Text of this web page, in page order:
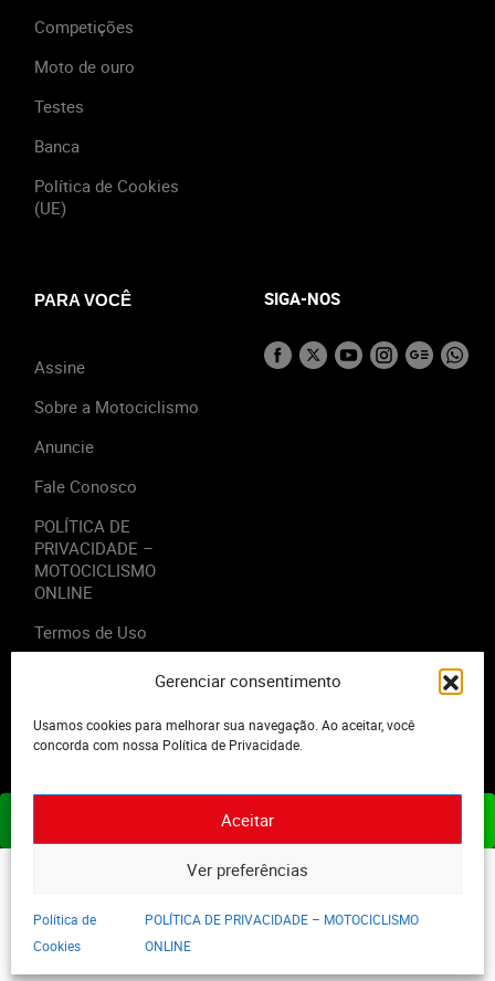
Gerenciar consentimento
Usamos cookies para melhorar sua navegação. Ao aceitar, você
concorda com nossa Política de Privacidade.
Aceitar
Ver preferências
Política de
Cookies
POLÍTICA DE PRIVACIDADE – MOTOCICLISMO
ONLINE
Competições
Moto de ouro
Testes
Banca
Política de Cookies
(UE)
PARA VOCÊ
Assine
Sobre a Motociclismo
Anuncie
Fale Conosco
POLÍTICA DE
PRIVACIDADE –
MOTOCICLISMO
ONLINE
Termos de Uso
SIGA-NOS
2023 - Editora Motor Midia. Todos os direitos reservados.
ASSINE JÁ